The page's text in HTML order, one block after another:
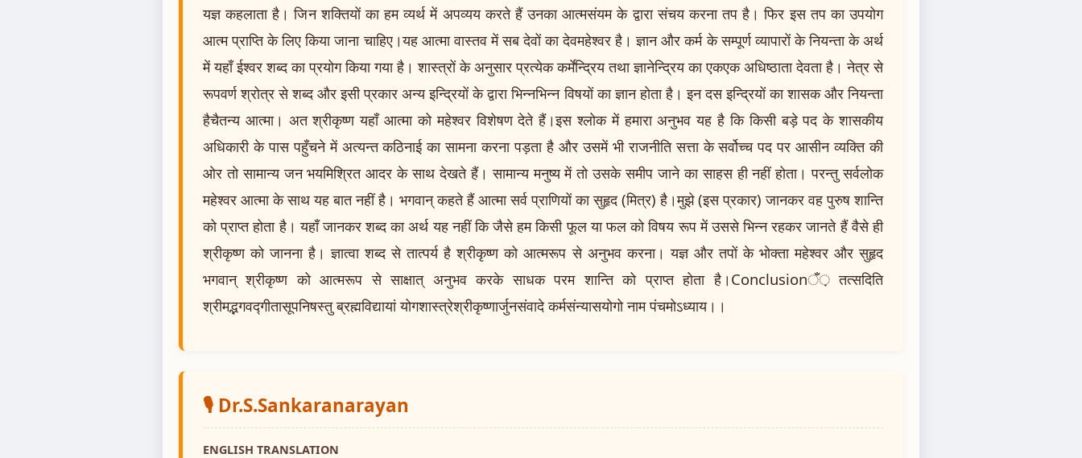
यज्ञ कहलाता है। जिन शक्तियों का हम व्यर्थ में अपव्यय करते हैं उनका आत्मसंयम के द्वारा संचय करना तप है। फिर इस तप का उपयोग
आत्म प्राप्ति के लिए किया जाना चाहिए।यह आत्मा वास्तव में सब देवों का देवमहेश्वर है। ज्ञान और कर्म के सम्पूर्ण व्यापारों के नियन्ता के अर्थ
में यहाँ ईश्वर शब्द का प्रयोग किया गया है। शास्त्रों के अनुसार प्रत्येक कर्मेन्द्रिय तथा ज्ञानेन्द्रिय का एकएक अधिष्ठाता देवता है। नेत्र से
रूपवर्ण श्रोत्र से शब्द और इसी प्रकार अन्य इन्द्रियों के द्वारा भिन्नभिन्न विषयों का ज्ञान होता है। इन दस इन्द्रियों का शासक और नियन्ता
हैचैतन्य आत्मा। अत श्रीकृष्ण यहाँ आत्मा को महेश्वर विशेषण देते हैं।इस श्लोक में हमारा अनुभव यह है कि किसी बड़े पद के शासकीय
अधिकारी के पास पहुँचने में अत्यन्त कठिनाई का सामना करना पड़ता है और उसमें भी राजनीति सत्ता के सर्वोच्च पद पर आसीन व्यक्ति की
ओर तो सामान्य जन भयमिश्रित आदर के साथ देखते हैं। सामान्य मनुष्य में तो उसके समीप जाने का साहस ही नहीं होता। परन्तु सर्वलोक
महेश्वर आत्मा के साथ यह बात नहीं है। भगवान् कहते हैं आत्मा सर्व प्राणियों का सुहृद (मित्र) है।मुझे (इस प्रकार) जानकर वह पुरुष शान्ति
को प्राप्त होता है। यहाँ जानकर शब्द का अर्थ यह नहीं कि जैसे हम किसी फूल या फल को विषय रूप में उससे भिन्न रहकर जानते हैं वैसे ही
श्रीकृष्ण को जानना है। ज्ञात्वा शब्द से तात्पर्य है श्रीकृष्ण को आत्मरूप से अनुभव करना। यज्ञ और तपों के भोक्ता महेश्वर और सुहृद
भगवान् श्रीकृष्ण को आत्मरूप से साक्षात् अनुभव करके साधक परम शान्ति को प्राप्त होता है।Conclusionँ़ तत्सदिति
श्रीमद्भगवद्गीतासूपनिषस्तु ब्रह्मविद्यायां योगशास्त्रेश्रीकृष्णार्जुनसंवादे कर्मसंन्यासयोगो नाम पंचमोऽध्याय।।
🎙️ Dr.S.Sankaranarayan
ENGLISH TRANSLATION